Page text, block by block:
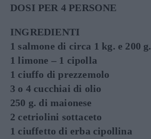
DOSI PER 4 PERSONE
INGREDIENTI
1 salmone di circa 1 kg. e 200 g.
1 limone – 1 cipolla
1 ciuffo di prezzemolo
3 o 4 cucchiai di olio
250 g. di maionese
2 cetriolini sottaceto
1 ciuffetto di erba cipollina